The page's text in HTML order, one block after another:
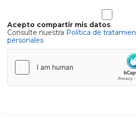
Acepto compartir mis datos
Consulte nuestra Política de
personales